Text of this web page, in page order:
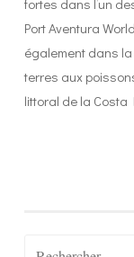
Port Aventura
également dans
terres aux
littoral de la
Rechercher :